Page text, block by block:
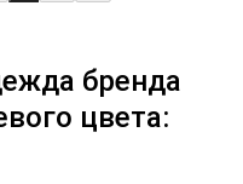
бренда
цвета: